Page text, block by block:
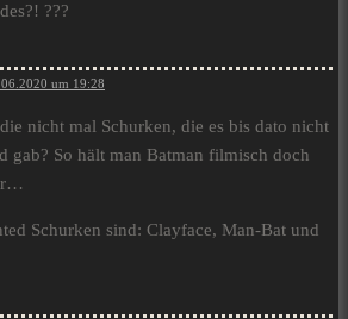
???
um 19:28
nicht mal Schurken, die es bis dato nicht
gab? So hält man Batman filmisch doch
Schurken sind: Clayface, Man-Bat und